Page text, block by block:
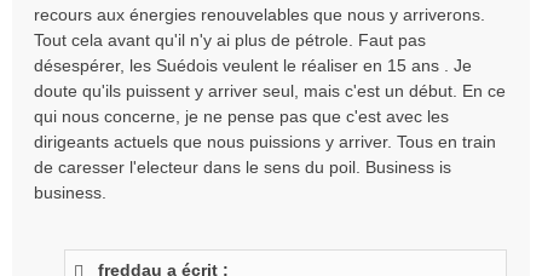
recours aux énergies renouvelables que nous y arriverons.
Tout cela avant qu'il n'y ai plus de pétrole. Faut pas
désespérer, les Suédois veulent le réaliser en 15 ans . Je
doute qu'ils puissent y arriver seul, mais c'est un début. En ce
qui nous concerne, je ne pense pas que c'est avec les
dirigeants actuels que nous puissions y arriver. Tous en train
de caresser l'electeur dans le sens du poil. Business is
business.
freddau a écrit :